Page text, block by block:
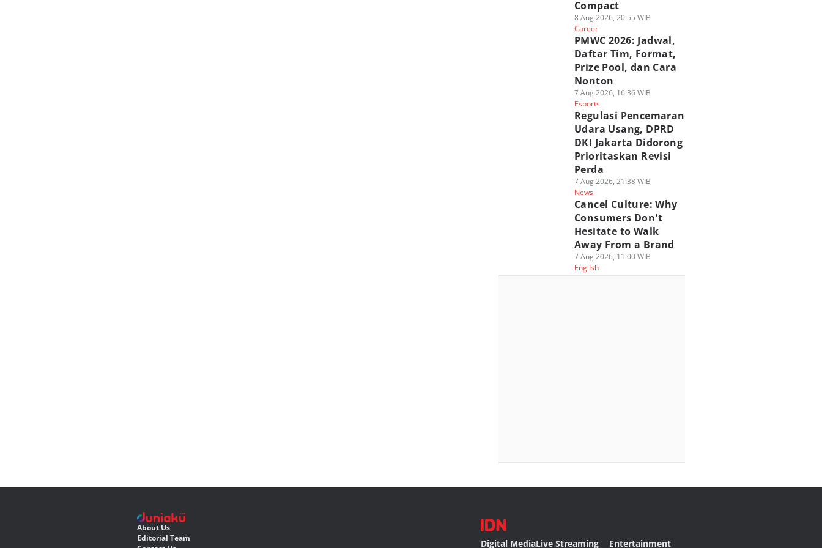
Compact
8 Aug 2026, 20:55 WIB
Career
PMWC 2026: Jadwal,
Daftar Tim, Format,
Prize Pool, dan Cara
Nonton
7 Aug 2026, 16:36 WIB
Esports
Regulasi Pencemaran
Udara Usang, DPRD
DKI Jakarta Didorong
Prioritaskan Revisi
Perda
7 Aug 2026, 21:38 WIB
News
Cancel Culture: Why
Consumers Don't
Hesitate to Walk
Away From a Brand
7 Aug 2026, 11:00 WIB
English
About Us
Editorial Team
Digital MediaLive Streaming Entertainment